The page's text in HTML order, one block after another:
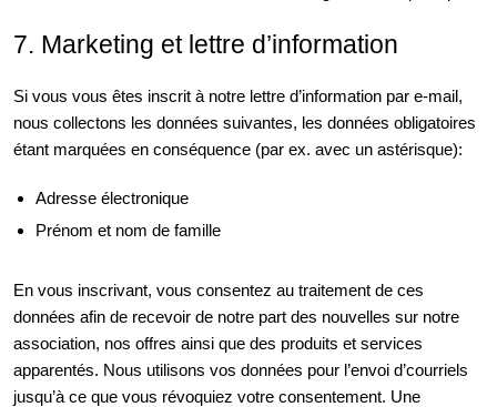
7. Marketing et lettre d’information
Si vous vous êtes inscrit à notre lettre d’information par e-mail,
nous collectons les données suivantes, les données obligatoires
étant marquées en conséquence (par ex. avec un astérisque):
Adresse électronique
Prénom et nom de famille
En vous inscrivant, vous consentez au traitement de ces
données afin de recevoir de notre part des nouvelles sur notre
association, nos offres ainsi que des produits et services
apparentés. Nous utilisons vos données pour l’envoi d’courriels
jusqu’à ce que vous révoquiez votre consentement. Une